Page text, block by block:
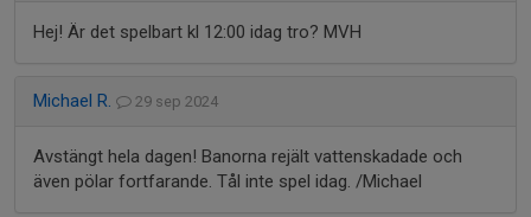
Hej! Är det spelbart kl 12:00 idag tro? MVH
Michael R. 29 sep 2024
Avstängt hela dagen! Banorna rejält vattenskadade och
även pölar fortfarande. Tål inte spel idag. /Michael